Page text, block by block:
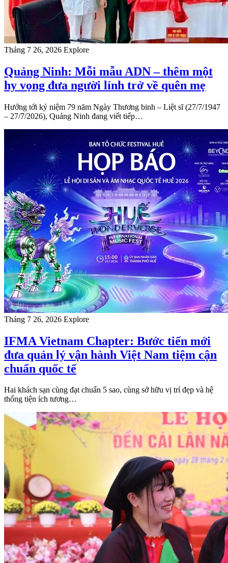
Tháng 7 26, 2026 Explore
Quảng Ninh: Mỗi mẫu ADN – thêm một
hy vọng đưa người lính trở về quên mẹ
Hướng tới kỷ niệm 79 năm Ngày Thương binh – Liệt sĩ (27/7/1947
– 27/7/2026), Quảng Ninh đang viết tiếp…
Tháng 7 26, 2026 Explore
IFMA Vietnam Chapter: Bước tiến mới
đưa quản lý vận hành Việt Nam tiệm cận
chuẩn quốc tế
Hai khách sạn cùng đạt chuẩn 5 sao, cùng sở hữu vị trí đẹp và hệ
thống tiện ích tương…